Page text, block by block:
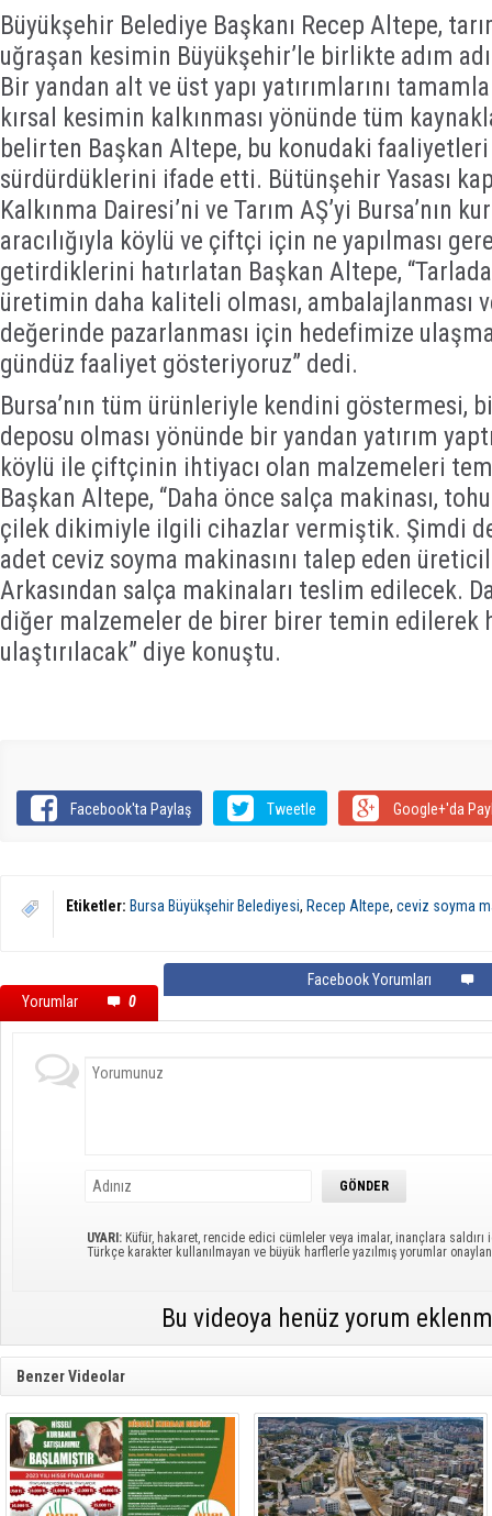
Büyükşehir Belediye Başkanı Recep Altepe,
uğraşan kesimin Büyükşehir’le birlikte adım
Bir yandan alt ve üst yapı yatırımlarını
kırsal kesimin kalkınması yönünde tüm
belirten Başkan Altepe, bu konudaki faaliyetleri
sürdürdüklerini ifade etti. Bütünşehir Yasası
Kalkınma Dairesi’ni ve Tarım AŞ’yi Bursa’nın
aracılığıyla köylü ve çiftçi için ne yapılması
getirdiklerini hatırlatan Başkan Altepe,
üretimin daha kaliteli olması, ambalajlanması
değerinde pazarlanması için hedefimize
gündüz faaliyet gösteriyoruz” dedi.
Bursa’nın tüm ürünleriyle kendini göstermesi,
deposu olması yönünde bir yandan yatırım
köylü ile çiftçinin ihtiyacı olan malzemeleri
Başkan Altepe, “Daha önce salça makinası,
çilek dikimiyle ilgili cihazlar vermiştik. Şimdi
adet ceviz soyma makinasını talep eden
Arkasından salça makinaları teslim edilecek.
diğer malzemeler de birer birer temin edilerek
ulaştırılacak” diye konuştu.
Facebook'ta Paylaş Tweetle Google+'da
Etiketler: Bursa Büyükşehir Belediyesi, Recep Altepe, ceviz soyma
Yorumlar 0
Facebook Yorumları
UYARI: Küfür, hakaret, rencide edici cümleler veya imalar, inançlara saldırı
Türkçe karakter kullanılmayan ve büyük harflerle yazılmış yorumlar
Bu videoya henüz yorum
Benzer Videolar